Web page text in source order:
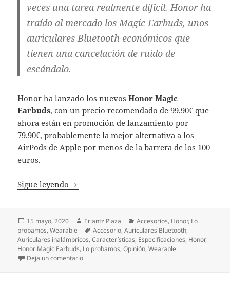
veces una tarea realmente difícil. Honor ha
traído al mercado los Magic Earbuds, unos
auriculares Bluetooth económicos que
tienen una cancelación de ruido de
escándalo.
Honor ha lanzado los nuevosHonor Magic
Earbuds, con un precio recomendado de 99.90€ que
ahora están en promoción de lanzamiento por
79.90€, probablemente la mejor alternativa a los
AirPods de Apple por menos de la barrera de los 100
euros.
Sigue leyendo Honor Magic Earbuds: así son los
Publicado
el
15 mayo, 2020 Autor
Erlantz Plaza Categorías
Accesorios, Honor, Lo
probamos,Wearable Etiquetas
Accesorio,Auriculares Bluetooth,
Auriculares inalámbricos,Características, Especificaciones, Honor,
Honor Magic Earbuds, Lo probamos,Opinión,Wearable
Deja un comentarioen Honor Magic Earbuds: así son los nuevos